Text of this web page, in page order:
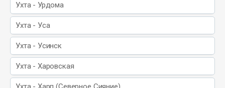
Ухта - Урдома
Ухта - Уса
Ухта - Усинск
Ухта - Харовская